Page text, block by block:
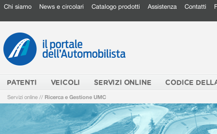
Chi siamo News e circolari Catalogo prodotti Assistenza Contatti
PATENTI VEICOLI SERVIZI ONLINE CODICE
Servizi online // Ricerca e Gestione UMC